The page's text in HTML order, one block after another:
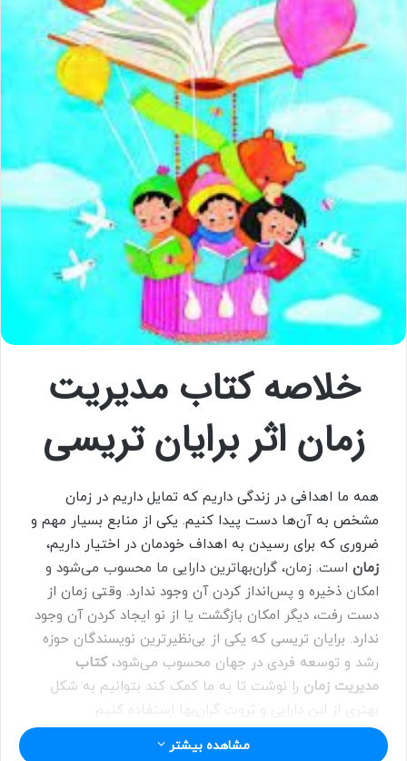
م
ی
ل
خلاصه کتاب مدیریت
زمان اثر برایان تریسی
همه ما اهدافی در زندگی داریم که تمایل داریم در زمان
مشخص به آن‌ها دست پیدا کنیم. یکی از منابع بسیار مهم و
ضروری که برای رسیدن به اهداف خودمان در اختیار داریم،
زمان است. زمان، گران‌بهاترین دارایی ما محسوب می‌شود و
امکان ذخیره و پس‌انداز کردن آن وجود ندارد. وقتی زمان از
دست رفت، دیگر امکان بازگشت یا از نو ایجاد کردن آن وجود
ندارد. برایان تریسی که یکی از بی‌نظیرترین نویسندگان حوزه
رشد و توسعه فردی در جهان محسوب می‌شود،کتاب
مدیریت زمان را نوشت تا به ما کمک کند بتوانیم به شکل
بهتری از این دارایی و ثروت گران‌بها استفاده کنیم.
مشاهده بیشتر